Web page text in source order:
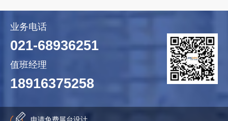
业务电话
021-68936251
值班经理
18916375258